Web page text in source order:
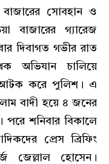
বাজারের সোবহান ও
বাজারের গ্যারেজ
দিবাগত গভীর রাত
অভিযান চালিয়ে
আটক করে পুলিশ। এ
বাদী হয়ে ৪ জনের
পরে শনিবার বিকালে
প্রেস ব্রিফিং
জেল্লাল হোসেন।